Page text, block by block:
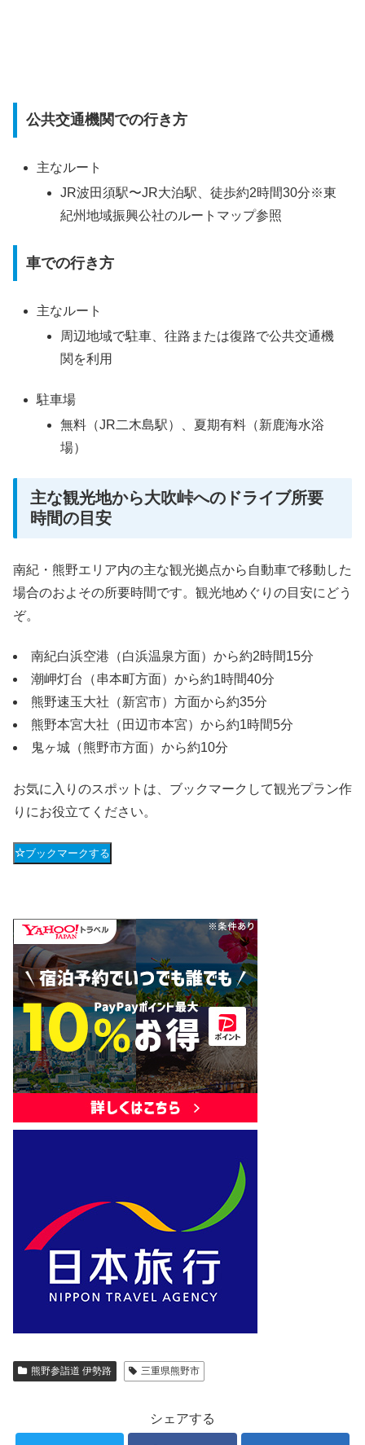
公共交通機関での行き方
主なルート
JR波田須駅〜JR大泊駅、徒歩約2時間30分※東
紀州地域振興公社のルートマップ参照
車での行き方
主なルート
周辺地域で駐車、往路または復路で公共交通機
関を利用
駐車場
無料（JR二木島駅）、夏期有料（新鹿海水浴
場）
主な観光地から大吹峠へのドライブ所要
時間の目安
南紀・熊野エリア内の主な観光拠点から自動車で移動した
場合のおよその所要時間です。観光地めぐりの目安にどう
ぞ。
南紀白浜空港（白浜温泉方面）から約2時間15分
潮岬灯台（串本町方面）から約1時間40分
熊野速玉大社（新宮市）方面から約35分
熊野本宮大社（田辺市本宮）から約1時間5分
鬼ヶ城（熊野市方面）から約10分
お気に入りのスポットは、ブックマークして観光プラン作
りにお役立てください。
ブックマークする
熊野参詣道 伊勢路 三重県熊野市
シェアする